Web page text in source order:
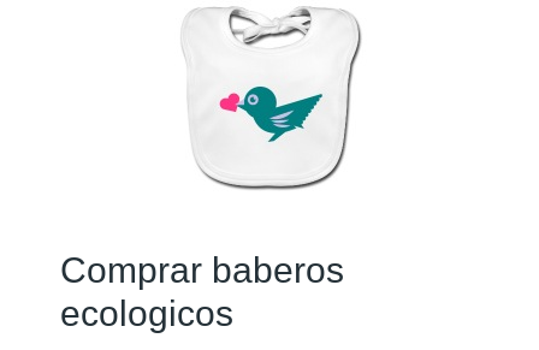
Comprar baberos
ecologicos